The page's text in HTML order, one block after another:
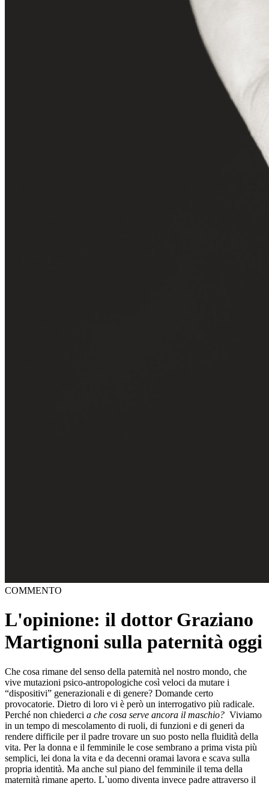
COMMENTO
L'opinione: il dottor Graziano
Martignoni sulla paternità oggi
Che cosa rimane del senso della paternità nel nostro mondo, che
vive mutazioni psico-antropologiche così veloci da mutare i
“dispositivi” generazionali e di genere? Domande certo
provocatorie. Dietro di loro vi è però un interrogativo più radicale.
Perché non chiederci a che cosa serve ancora il maschio? Viviamo
in un tempo di mescolamento di ruoli, di funzioni e di generi da
rendere difficile per il padre trovare un suo posto nella fluidità della
vita. Per la donna e il femminile le cose sembrano a prima vista più
semplici, lei dona la vita e da decenni oramai lavora e scava sulla
propria identità. Ma anche sul piano del femminile il tema della
maternità rimane aperto. L`uomo diventa invece padre attraverso il